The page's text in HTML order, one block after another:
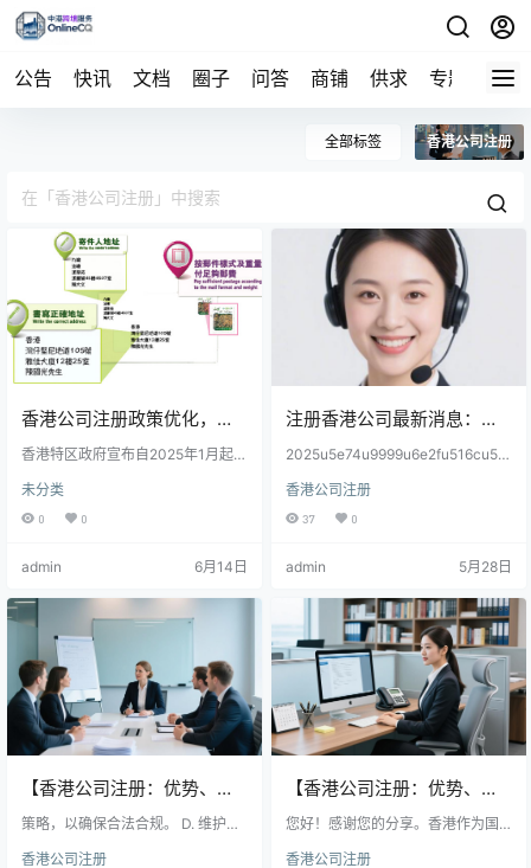
公告 快讯 文档 圈子 问答 商铺 供求 专题 导航
全部标签 香港公司注册
香港公司注册政策优化，企
业设立流程更便捷
香港特区政府宣布自2025年1月起优
推出线上服务平台，提升企业设立
效率，以增强国际资本吸引力。此
强与粤港澳大湾区的经济联系。尽
规，确保合法合规经营。数据显
示，2024年上半年香港新增注册公
司数量增长显著，反映市场信心持
续增强。
未分类
0 0
admin 6月14日
注册香港公司最新消息：
2025年新政策与行业趋势解
析
2025u5e74u9999u6e2fu516cu53f
765u591au9879u6539u9769uff0c
u5305u62ecu7b80u5316u6d41u7
7u7a0eu52a1u4f18u60e0u3002u
香港公司注册
37 0
admin 5月28日
【香港公司注册：优势、流
程与实用建议】
策略，以确保合法合规。 D. 维护公
香港公司注册
【香港公司注册：优势、流
程与实用建议】
您好！感谢您的分享。香港作为国
业注册流程包括准备公司名称、股
香港公司注册